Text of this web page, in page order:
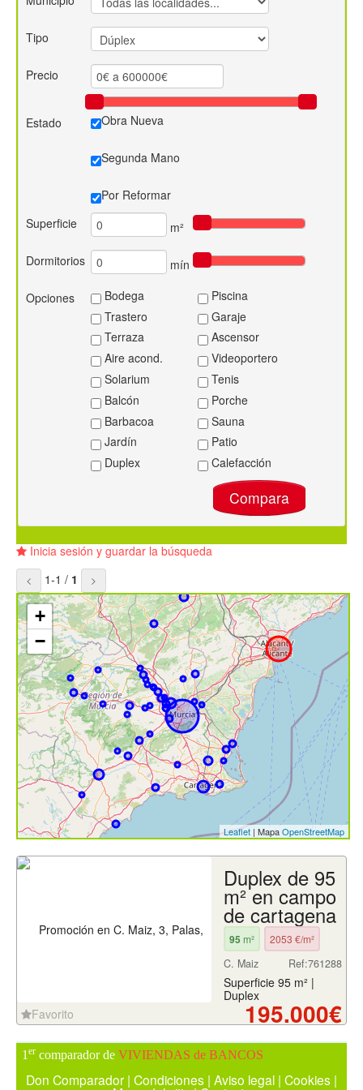
Contacto
Tipo
Precio
Estado Obra Nueva
Segunda Mano
Por Reformar
Superficie
m²
Dormitorios mín
Opciones Bodega
Piscina
Trastero
Garaje
Terraza
Ascensor
Aire acond.
Videoportero
Solarium
Tenis
Balcón
Porche
Barbacoa
Sauna
Jardín
Patio
Duplex
Calefacción
Compara
Inicia sesión y guardar la búsqueda
1-1 / 1
+
−
Leaflet | MapaOpenStreetMap
Duplex de 95
m² en campo
de cartagena
95 m² 2053 €/m²
Ref:761288
C. Maiz
Superficie 95 m² |
Duplex
Favorito
195.000€
1 er comparador de VIVIENDAS de BANCOS
Don Comparador | Condiciones | Aviso legal | Cookies |